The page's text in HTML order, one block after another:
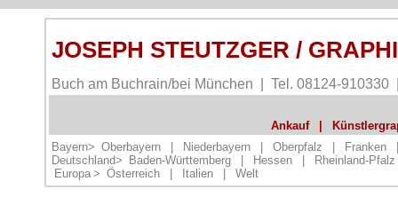
JOSEPH STEUTZGER /
Buch am Buchrain/bei München | Tel. 08124-
Ankauf
Bayern> Oberbayern Niederbayern Oberpfalz Franken
Deutschland>
Baden-Württemberg Hessen
Rheinland-Pfalz
Europa > Österreich Italien Welt